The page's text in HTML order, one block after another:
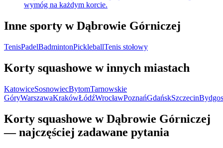
wymóg na każdym korcie.
Inne sporty w Dąbrowie Górniczej
TenisPadelBadmintonPickleballTenis stołowy
Korty squashowe w innych miastach
KatowiceSosnowiecBytomTarnowskie
GóryWarszawaKrakówŁódźWrocławPoznańGdańskSzczecin
Korty squashowe w Dąbrowie Górniczej
— najczęściej zadawane pytania